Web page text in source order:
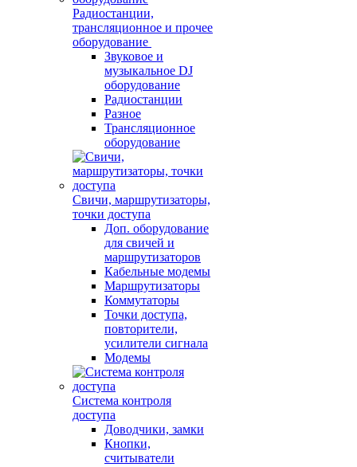
Радиостанции,
трансляционное и прочее
оборудование
Звуковое и
музыкальное DJ
оборудование
Радиостанции
Разное
Трансляционное
оборудование
Свичи, маршрутизаторы,
точки доступа
Доп. оборудование
для свичей и
маршрутизаторов
Кабельные модемы
Маршрутизаторы
Коммутаторы
Точки доступа,
повторители,
усилители сигнала
Модемы
Система контроля
доступа
Доводчики, замки
Кнопки,
считыватели